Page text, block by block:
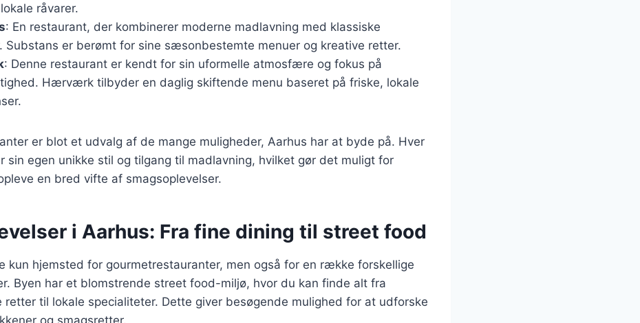
råvarer.
: En restaurant, der kombinerer moderne madlavning med klassiske
Substans er berømt for sine sæsonbestemte menuer og kreative retter.
: Denne restaurant er kendt for sin uformelle atmosfære og fokus på
Hærværk tilbyder en daglig skiftende menu baseret på friske, lokale
er blot et udvalg af de mange muligheder, Aarhus har at byde på. Hver
sin egen unikke stil og tilgang til madlavning, hvilket gør det muligt for
en bred vifte af smagsoplevelser.
i Aarhus: Fra fine dining til street food
kun hjemsted for gourmetrestauranter, men også for en række forskellige
Byen har et blomstrende street food-miljø, hvor du kan finde alt fra
retter til lokale specialiteter. Dette giver besøgende mulighed for at udforske
og smagsretter.